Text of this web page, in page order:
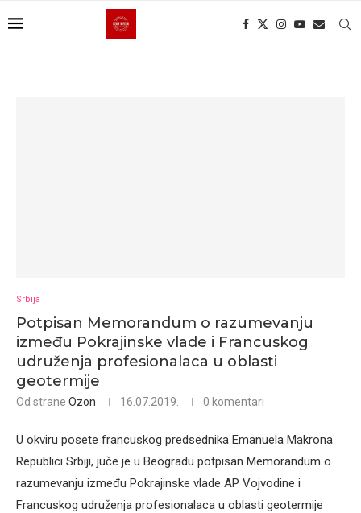
Srbija
Potpisan Memorandum o razumevanju
između Pokrajinske vlade i Francuskog
udruženja profesionalaca u oblasti
geotermije
Od strane Ozon 16.07.2019. 0 komentari
U okviru posete francuskog predsednika Emanuela Makrona
Republici Srbiji, juče je u Beogradu potpisan Memorandum o
razumevanju između Pokrajinske vlade AP Vojvodine i
Francuskog udruženja profesionalaca u oblasti geotermije